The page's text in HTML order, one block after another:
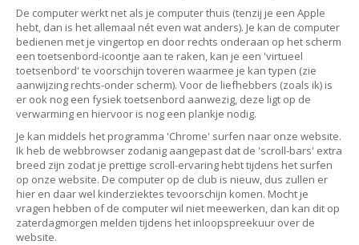
De computer werkt net als je computer thuis (tenzij je een Apple
hebt, dan is het allemaal nét even wat anders). Je kan de computer
bedienen met je vingertop en door rechts onderaan op het scherm
een toetsenbord-icoontje aan te raken, kan je een 'virtueel
toetsenbord' te voorschijn toveren waarmee je kan typen (zie
aanwijzing rechts-onder scherm). Voor de liefhebbers (zoals ik) is
er ook nog een fysiek toetsenbord aanwezig, deze ligt op de
verwarming en hiervoor is nog een plankje nodig.
Je kan middels het programma 'Chrome' surfen naar onze website.
Ik heb de webbrowser zodanig aangepast dat de 'scroll-bars' extra
breed zijn zodat je prettige scroll-ervaring hebt tijdens het surfen
op onze website. De computer op de club is nieuw, dus zullen er
hier en daar wel kinderziektes tevoorschijn komen. Mocht je
vragen hebben of de computer wil niet meewerken, dan kan dit op
zaterdagmorgen melden tijdens het inloopspreekuur over de
website.